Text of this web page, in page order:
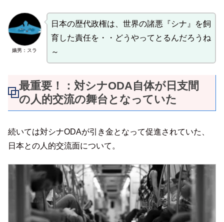
嫡男：スラ
日本の歴代政権は、世界の諸悪『シナ』を飼
育した責任を・・どうやってとるんだろうね
～
最重要！：対シナODA自体が日支間
の人的交流の舞台となっていた
続いては対シナODAが引き金となって促進されていた、
日本との人的交流面について。